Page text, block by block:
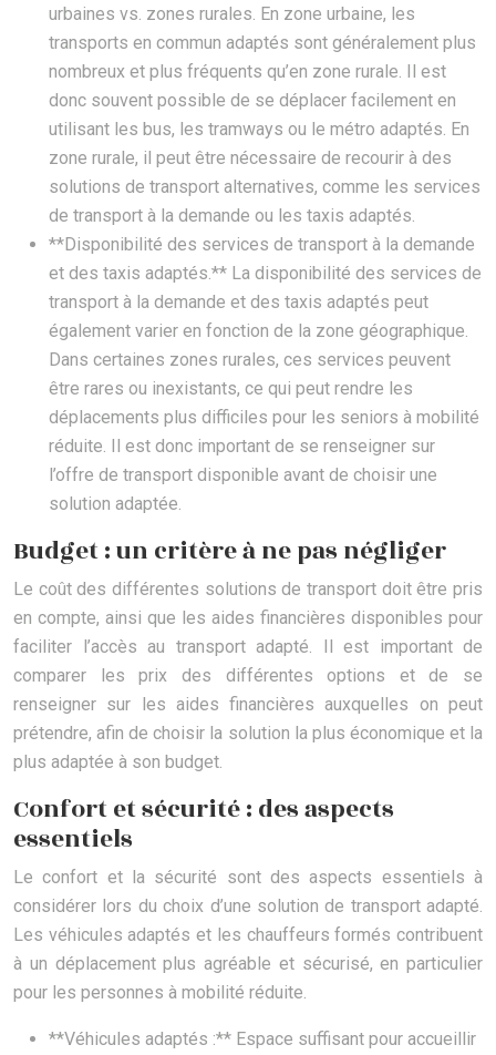
urbaines vs. zones rurales. En zone urbaine, les
transports en commun adaptés sont généralement plus
nombreux et plus fréquents qu’en zone rurale. Il est
donc souvent possible de se déplacer facilement en
utilisant les bus, les tramways ou le métro adaptés. En
zone rurale, il peut être nécessaire de recourir à des
solutions de transport alternatives, comme les services
de transport à la demande ou les taxis adaptés.
**Disponibilité des services de transport à la demande
et des taxis adaptés.** La disponibilité des services de
transport à la demande et des taxis adaptés peut
également varier en fonction de la zone géographique.
Dans certaines zones rurales, ces services peuvent
être rares ou inexistants, ce qui peut rendre les
déplacements plus difficiles pour les seniors à mobilité
réduite. Il est donc important de se renseigner sur
l’offre de transport disponible avant de choisir une
solution adaptée.
Budget : un critère à ne pas négliger
Le coût des différentes solutions de transport doit être pris
en compte, ainsi que les aides financières disponibles pour
faciliter l’accès au transport adapté. Il est important de
comparer les prix des différentes options et de se
renseigner sur les aides financières auxquelles on peut
prétendre, afin de choisir la solution la plus économique et la
plus adaptée à son budget.
Confort et sécurité : des aspects
essentiels
Le confort et la sécurité sont des aspects essentiels à
considérer lors du choix d’une solution de transport adapté.
Les véhicules adaptés et les chauffeurs formés contribuent
à un déplacement plus agréable et sécurisé, en particulier
pour les personnes à mobilité réduite.
**Véhicules adaptés :** Espace suffisant pour accueillir